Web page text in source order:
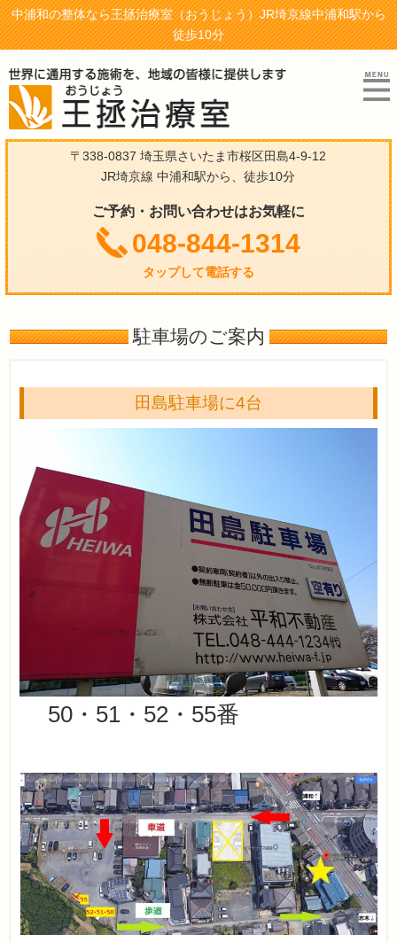
中浦和の整体なら王拯治療室（おうじょう）JR埼京線中浦和駅から
徒歩10分
〒338-0837 埼玉県さいたま市桜区田島4-9-12
JR埼京線 中浦和駅から、徒歩10分
ご予約・お問い合わせはお気軽に
048-844-1314
タップして電話する
駐車場のご案内
田島駐車場に4台
50・51・52・55番